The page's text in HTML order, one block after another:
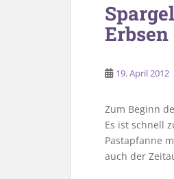
Erbsen
19. April 2012
Zum Beginn
Es ist schnell
Pastapfanne
auch der